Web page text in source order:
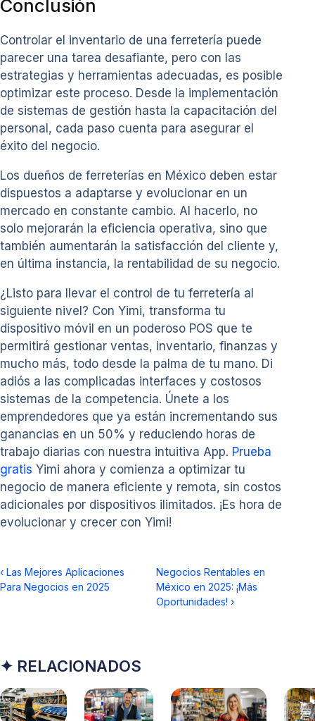
Conclusión
Controlar el inventario de una ferretería puede
parecer una tarea desafiante, pero con las
estrategias y herramientas adecuadas, es posible
optimizar este proceso. Desde la implementación
de sistemas de gestión hasta la capacitación del
personal, cada paso cuenta para asegurar el
éxito del negocio.
Los dueños de ferreterías en México deben estar
dispuestos a adaptarse y evolucionar en un
mercado en constante cambio. Al hacerlo, no
solo mejorarán la eficiencia operativa, sino que
también aumentarán la satisfacción del cliente y,
en última instancia, la rentabilidad de su negocio.
¿Listo para llevar el control de tu ferretería al
siguiente nivel? Con Yimi, transforma tu
dispositivo móvil en un poderoso POS que te
permitirá gestionar ventas, inventario, finanzas y
mucho más, todo desde la palma de tu mano. Di
adiós a las complicadas interfaces y costosos
sistemas de la competencia. Únete a los
emprendedores que ya están incrementando sus
ganancias en un 50% y reduciendo horas de
trabajo diarias con nuestra intuitiva App. Prueba
gratis Yimi ahora y comienza a optimizar tu
negocio de manera eficiente y remota, sin costos
adicionales por dispositivos ilimitados. ¡Es hora de
evolucionar y crecer con Yimi!
‹ Las Mejores Aplicaciones
Para Negocios en 2025
Negocios Rentables en
México en 2025: ¡Más
Oportunidades! ›
✦ RELACIONADOS